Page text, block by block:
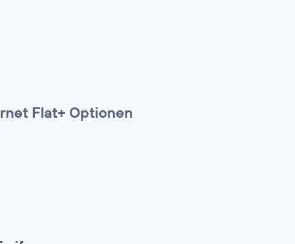
Flat+ Optionen